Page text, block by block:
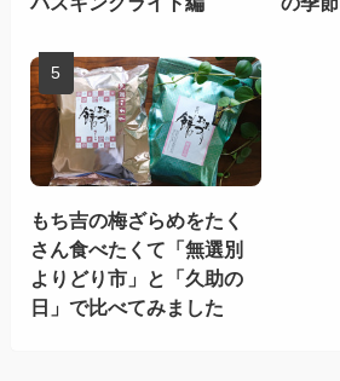
もち吉の梅ざらめをたく
さん食べたくて「無選別
よりどり市」と「久助の
日」で比べてみました